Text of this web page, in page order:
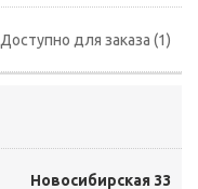
Доступно для заказа (1)
Новосибирская 33